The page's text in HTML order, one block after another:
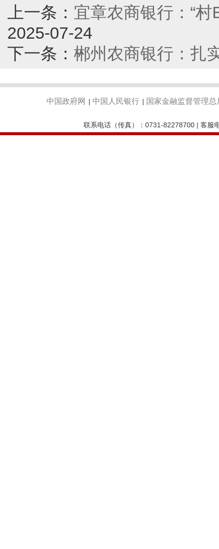
上一条： 宜章农商银行：“村
2025-07-24
下一条： 郴州农商银行：扎
中国政府网 | 中国人民银行 | 国家金融监督管理总
联系电话（传真）：0731-82278700 | 客服